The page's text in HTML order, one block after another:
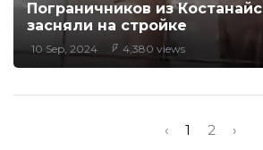
Пограничников из
засняли на стройке
10 Sep, 2024 4,380 views
‹ 1 2 ›